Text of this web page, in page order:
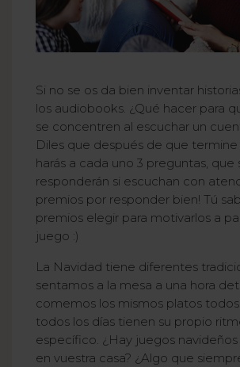
Si no se os da bien inventar
los audiobooks. ¿Qué hacer para
se concentren al escuchar un
Diles que después de que
harás a cada uno 3 preguntas, que
responderán si escuchan con
premios por responder bien! Tú
premios elegir para motivarlos a
juego :)
La Navidad tiene diferentes
sentamos a la mesa a una hora
comemos los mismos platos todos
todos los días tienen su propio
específico. ¿Hay juegos
en vuestra casa? ¿Algo que